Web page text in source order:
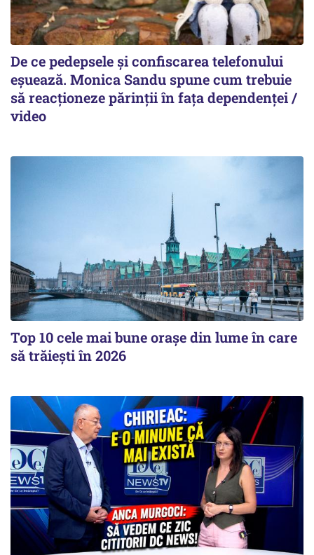
De ce pedepsele și confiscarea telefonului
eșuează. Monica Sandu spune cum trebuie
să reacționeze părinții în fața dependenței /
video
Top 10 cele mai bune orașe din lume în care
să trăiești în 2026